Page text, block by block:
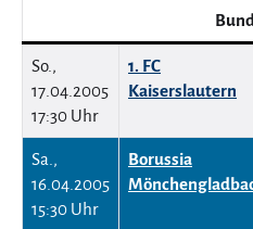
So.,
17.04.2005
17:30 Uhr
1. FC
Kaiserslautern
Sa.,
16.04.2005
15:30 Uhr
Borussia